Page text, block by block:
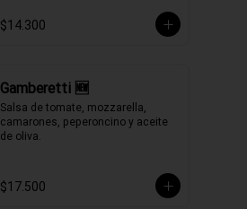
$14.300
Gamberetti 🆕
Salsa de tomate, mozzarella,
camarones, peperoncino y aceite
de oliva.
$17.500